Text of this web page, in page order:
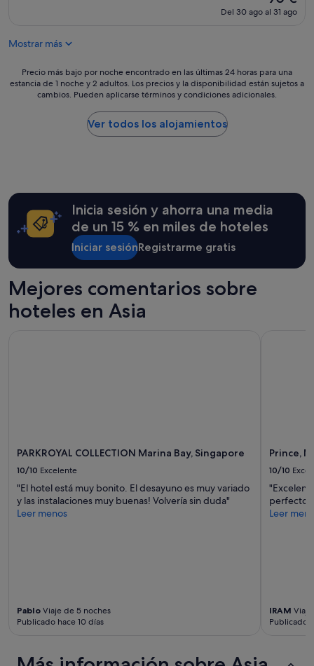
r
precio
actual
Del 30 ago al 31 ago
Mostrar más
Precio
más
para
estancia
de
y
Los
precios
y
condiciones
adicionales.
Precio más bajo por noche encontrado en las últimas 24 horas para una
estancia de 1 noche y 2 adultos. Los precios y la disponibilidad están sujetos a
cambios. Pueden aplicarse términos y condiciones adicionales.
Ver todos los alojamientos
Inicia sesión y ahorra una media
de un 15 % en miles de hoteles
Iniciar sesiónRegistrarme gratis
Mejores comentarios sobre
hoteles en Asia
PARKROYAL COLLECTION Marina Bay, Singapore
10/10 Excelente
"El hotel está muy bonito. El desayuno es muy variado
y las instalaciones muy buenas! Volvería sin duda"
Leer menos
Pablo Viaje de 5 noches
Publicado hace 10 días
Prince,
10/10
perfecto"
Leer
IRAM
Publicado